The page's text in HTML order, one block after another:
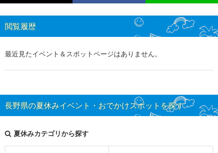
閲覧履歴
最近見たイベント＆スポットページはありません。
長野県の夏休みイベント・おでかけスポットを探す
夏休みカテゴリから探す